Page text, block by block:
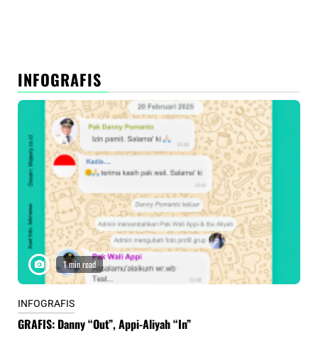
INFOGRAFIS
1 min read
INFOGRAFIS
GRAFIS: Danny “Out”, Appi-Aliyah “In”